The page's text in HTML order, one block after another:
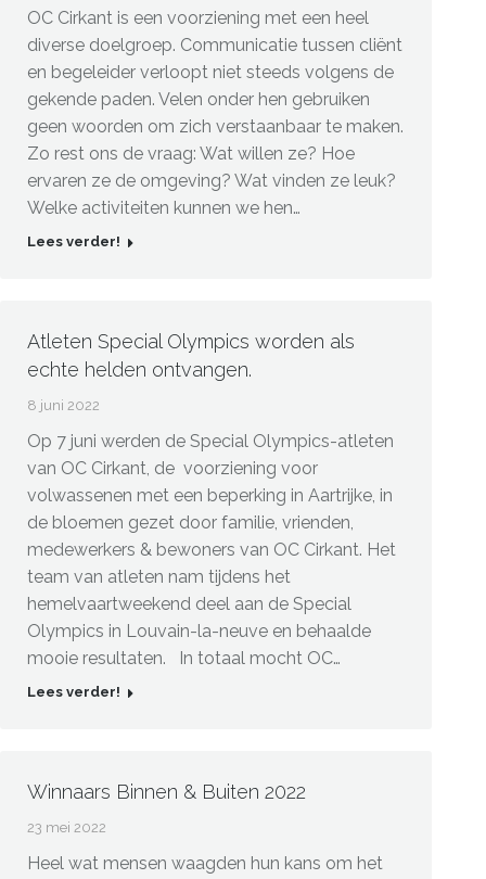
OC Cirkant is een voorziening met een heel
diverse doelgroep. Communicatie tussen cliënt
en begeleider verloopt niet steeds volgens de
gekende paden. Velen onder hen gebruiken
geen woorden om zich verstaanbaar te maken.
Zo rest ons de vraag: Wat willen ze? Hoe
ervaren ze de omgeving? Wat vinden ze leuk?
Welke activiteiten kunnen we hen…
Lees verder!
Atleten Special Olympics worden als
echte helden ontvangen.
8 juni 2022
Op 7 juni werden de Special Olympics-atleten
van OC Cirkant, de voorziening voor
volwassenen met een beperking in Aartrijke, in
de bloemen gezet door familie, vrienden,
medewerkers & bewoners van OC Cirkant. Het
team van atleten nam tijdens het
hemelvaartweekend deel aan de Special
Olympics in Louvain-la-neuve en behaalde
mooie resultaten. In totaal mocht OC…
Lees verder!
Winnaars Binnen & Buiten 2022
23 mei 2022
Heel wat mensen waagden hun kans om het